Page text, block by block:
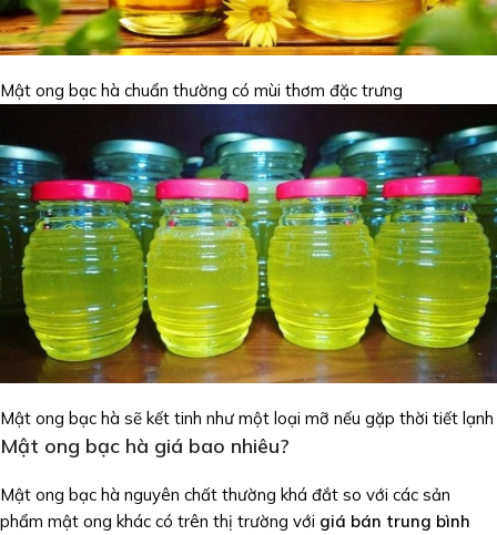
Mật ong bạc hà chuẩn thường có mùi thơm đặc trưng
Mật ong bạc hà sẽ kết tinh như một loại mỡ nếu gặp thời tiết lạnh
Mật ong bạc hà giá bao nhiêu?
Mật ong bạc hà nguyên chất thường khá đắt so với các sản
phẩm mật ong khác có trên thị trường với giá bán trung bình